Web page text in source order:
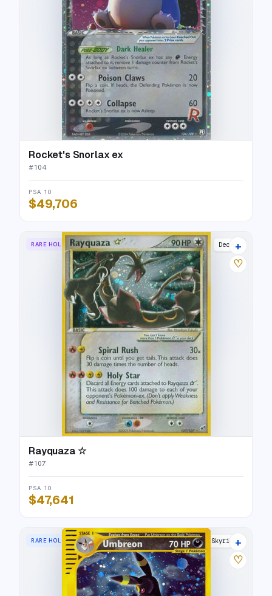
Rocket's Snorlax ex
#104
PSA 10
$49,706
RARE HOLO STAR Deoxys
+
♡
Rayquaza ☆
#107
PSA 10
$47,641
RARE HOLO Skyridge
+
♡